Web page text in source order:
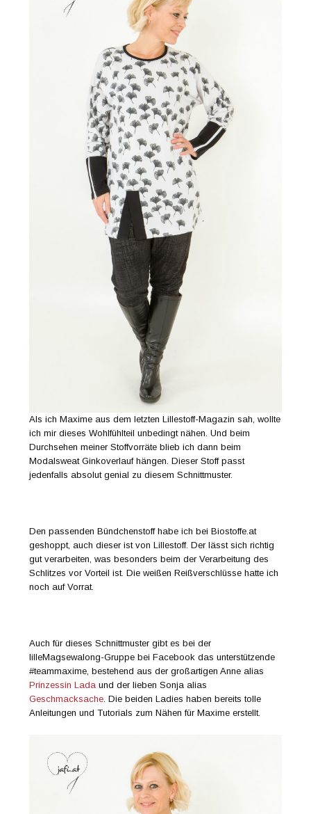
Als ich Maxime aus dem letzten Lillestoff-Magazin sah, wollte
ich mir dieses Wohlfühlteil unbedingt nähen. Und beim
Durchsehen meiner Stoffvorräte blieb ich dann beim
Modalsweat Ginkoverlauf hängen. Dieser Stoff passt
jedenfalls absolut genial zu diesem Schnittmuster.
Den passenden Bündchenstoff habe ich bei Biostoffe.at
geshoppt, auch dieser ist von Lillestoff. Der lässt sich richtig
gut verarbeiten, was besonders beim der Verarbeitung des
Schlitzes vor Vorteil ist. Die weißen Reißverschlüsse hatte ich
noch auf Vorrat.
Auch für dieses Schnittmuster gibt es bei der
lilleMagsewalong-Gruppe bei Facebook das unterstützende
#teammaxime, bestehend aus der großartigen Anne alias
Prinzessin Lada und der lieben Sonja alias
Geschmacksache . Die beiden Ladies haben bereits tolle
Anleitungen und Tutorials zum Nähen für Maxime erstellt.